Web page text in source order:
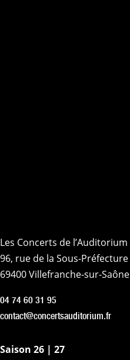
Les Concerts de l’Auditorium
96, rue de la Sous-Préfecture
69400 Villefranche-sur-Saône
04 74 60 31 95
contact@concertsauditorium.fr
Saison 26 | 27